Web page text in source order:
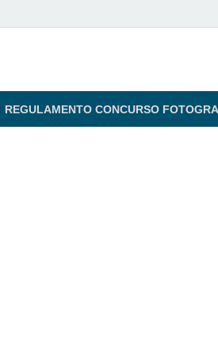
REGULAMENTO CONCURSO